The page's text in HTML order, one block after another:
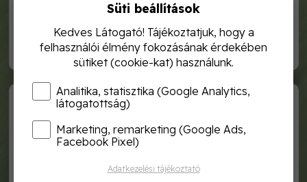
29 990,-
hosszabító dobbal - 50m
16 990,-
hosszabbító kábel
121153
Süti beállítások
Kedves Látogató! Tájékoztatjuk, hogy a
felhasználói élmény fokozásának érdekében
sütiket (cookie-kat) használunk.
Analitika, statisztika (Google Analytics,
látogatottság)
Marketing, remarketing (Google Ads,
Facebook Pixel)
Adatkezelési tájékoztató